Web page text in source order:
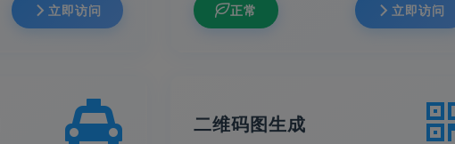
立即访问 正常 立即访问
二维码图生成